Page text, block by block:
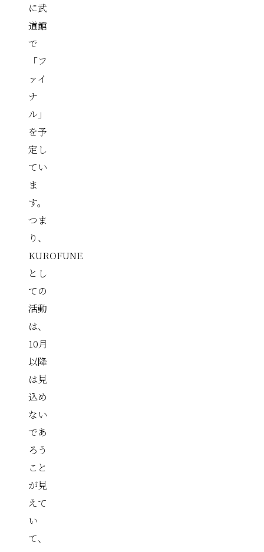
に武
道館
で
「フ
ァイ
ナ
ル」
を予
定し
てい
ま
す。
つま
り、
KUROFUNE
とし
ての
活動
は、
10月
以降
は見
込め
ない
であ
ろう
こと
が見
えて
い
て、